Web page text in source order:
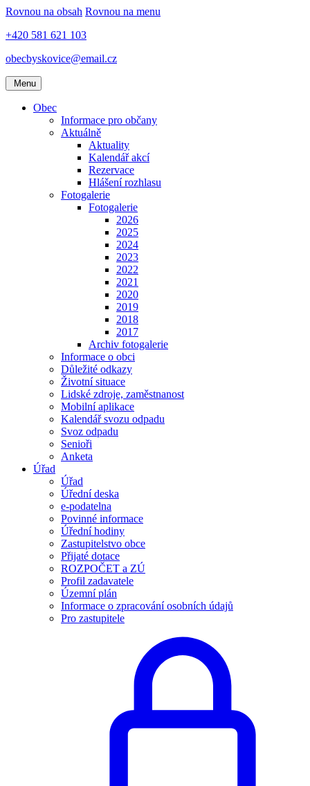
Rovnou na obsah Rovnou na menu
+420 581 621 103
obecbyskovice@email.cz
Menu
Obec
Informace pro občany
Aktuálně
Aktuality
Kalendář akcí
Rezervace
Hlášení rozhlasu
Fotogalerie
Fotogalerie
2026
2025
2024
2023
2022
2021
2020
2019
2018
2017
Archiv fotogalerie
Informace o obci
Důležité odkazy
Životní situace
Lidské zdroje, zaměstnanost
Mobilní aplikace
Kalendář svozu odpadu
Svoz odpadu
Senioři
Anketa
Úřad
Úřad
Úřední deska
e-podatelna
Povinné informace
Úřední hodiny
Zastupitelstvo obce
Přijaté dotace
ROZPOČET a ZÚ
Profil zadavatele
Územní plán
Informace o zpracování osobních údajů
Pro zastupitele